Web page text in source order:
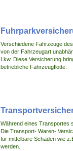
Verschiedene Fahrzeuge
von der Fahrzeugart
Lkw. Diese Versicherung
betriebliche Fahrzeugflotte.
Während eines Transportes
Die Transport- Waren-
für mittelbare Schäden wie
werden.